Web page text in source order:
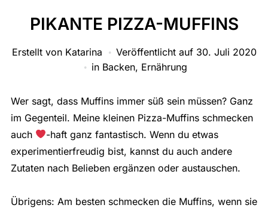
PIKANTE PIZZA-MUFFINS
Erstellt von Katarina Veröffentlicht auf 30. Juli 2020
in Backen, Ernährung
Wer sagt, dass Muffins immer süß sein müssen? Ganz
im Gegenteil. Meine kleinen Pizza-Muffins schmecken
auch
-haft ganz fantastisch. Wenn du etwas
experimentierfreudig bist, kannst du auch andere
Zutaten nach Belieben ergänzen oder austauschen.
Übrigens: Am besten schmecken die Muffins, wenn sie